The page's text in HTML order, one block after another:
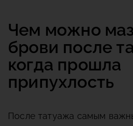
Чем можно
брови после
когда прошла
припухлость
После татуажа самым